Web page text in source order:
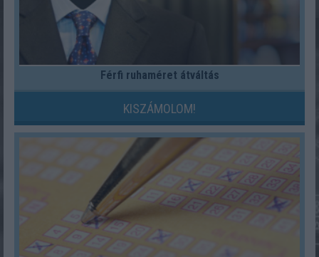
Férfi ruhaméret átváltás
KISZÁMOLOM!